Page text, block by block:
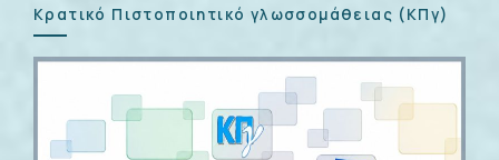
Κρατικό Πιστοποιητικό γλωσσομάθειας (ΚΠγ)